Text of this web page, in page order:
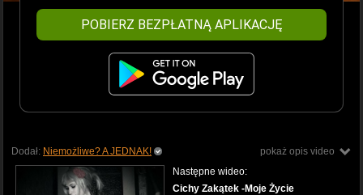
POBIERZ BEZPŁATNĄ APLIKACJĘ
pokaż opis video
Dodał: Niemożliwe? A JEDNAK!
Następne wideo:
Cichy Zakątek -Moje Życie